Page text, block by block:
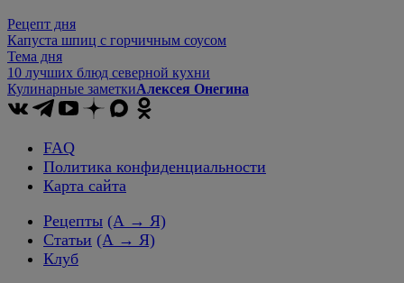
Рецепт дня
Капуста шпиц с горчичным соусом
Тема дня
10 лучших блюд северной кухни
Кулинарные заметкиАлексея Онегина
FAQ
Политика конфиденциальности
Карта сайта
Рецепты (А → Я)
Статьи (А → Я)
Клуб